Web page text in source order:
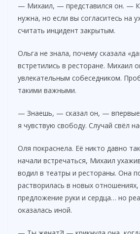
— Михаил, — представился он. —
нужна, но если вы согласитесь на
считать инцидент закрытым.
Ольга не знала, почему сказала
встретились в ресторане. Михаил
увлекательным собеседником.
такими важными.
— Знаешь, — сказал он, — впервые
я чувствую свободу. Случай свёл
Оля покраснела. Её никто давно
начали встречаться, Михаил
водил в театры и рестораны. Она
растворилась в новых отношениях,
предложение руки и сердца… но
оказалась иной.